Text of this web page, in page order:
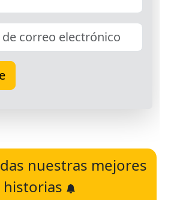
nuestras mejores
historias